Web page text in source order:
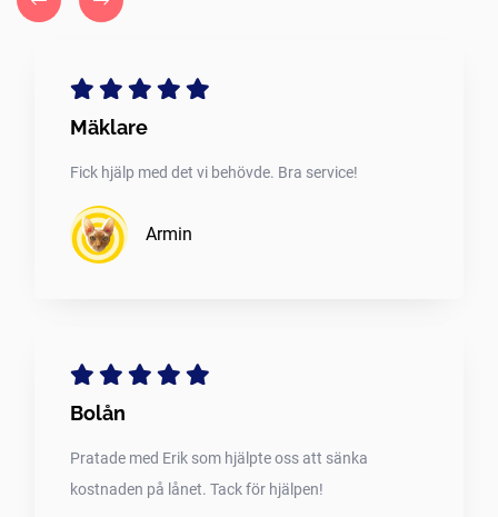
Mäklare
Fick hjälp med det vi behövde. Bra service!
Armin
Bolån
Pratade med Erik som hjälpte oss att sänka
kostnaden på lånet. Tack för hjälpen!